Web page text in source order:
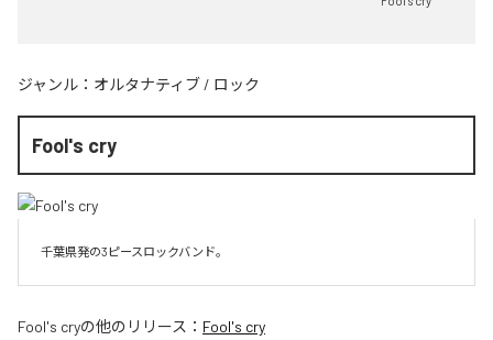
ジャンル： オルタナティブ / ロック
Fool's cry
千葉県発の3ピースロックバンド。
Fool's cryの他のリリース： Fool's cry